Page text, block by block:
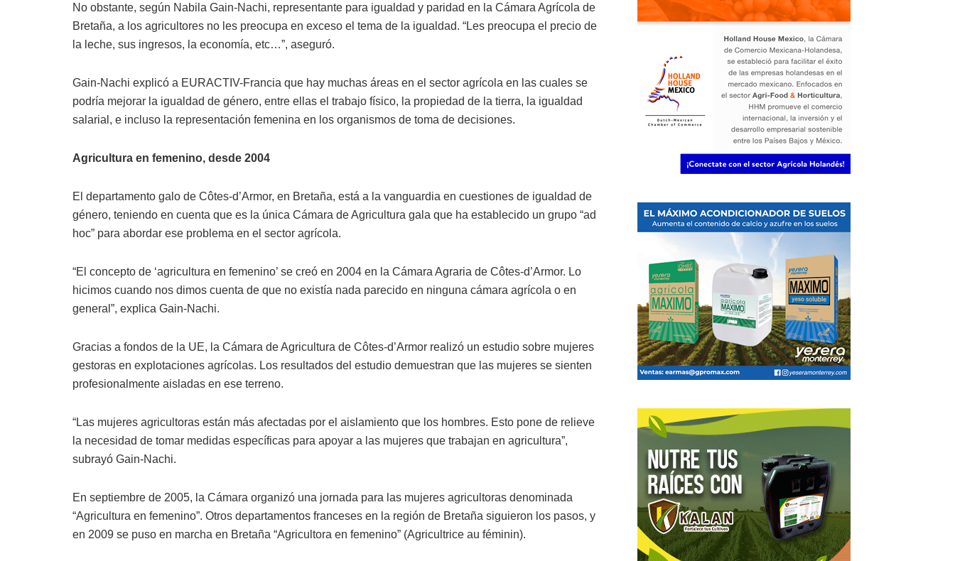
No obstante, según Nabila Gain-Nachi, representante para igualdad y paridad en la Cámara Agrícola de
Bretaña, a los agricultores no les preocupa en exceso el tema de la igualdad. “Les preocupa el precio de
la leche, sus ingresos, la economía, etc…”, aseguró.
Gain-Nachi explicó a EURACTIV-Francia que hay muchas áreas en el sector agrícola en las cuales se
podría mejorar la igualdad de género, entre ellas el trabajo físico, la propiedad de la tierra, la igualdad
salarial, e incluso la representación femenina en los organismos de toma de decisiones.
Agricultura en femenino, desde 2004
El departamento galo de Côtes-d’Armor, en Bretaña, está a la vanguardia en cuestiones de igualdad de
género, teniendo en cuenta que es la única Cámara de Agricultura gala que ha establecido un grupo “ad
hoc” para abordar ese problema en el sector agrícola.
“El concepto de ‘agricultura en femenino’ se creó en 2004 en la Cámara Agraria de Côtes-d’Armor. Lo
hicimos cuando nos dimos cuenta de que no existía nada parecido en ninguna cámara agrícola o en
general”, explica Gain-Nachi.
Gracias a fondos de la UE, la Cámara de Agricultura de Côtes-d’Armor realizó un estudio sobre mujeres
gestoras en explotaciones agrícolas. Los resultados del estudio demuestran que las mujeres se sienten
profesionalmente aisladas en ese terreno.
“Las mujeres agricultoras están más afectadas por el aislamiento que los hombres. Esto pone de relieve
la necesidad de tomar medidas específicas para apoyar a las mujeres que trabajan en agricultura”,
subrayó Gain-Nachi.
En septiembre de 2005, la Cámara organizó una jornada para las mujeres agricultoras denominada
“Agricultura en femenino”. Otros departamentos franceses en la región de Bretaña siguieron los pasos, y
en 2009 se puso en marcha en Bretaña “Agricultora en femenino” (Agricultrice au féminin).